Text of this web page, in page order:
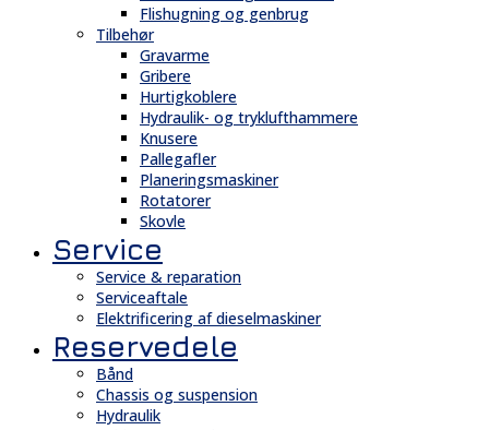
Flishugning og genbrug
Tilbehør
Gravarme
Gribere
Hurtigkoblere
Hydraulik- og tryklufthammere
Knusere
Pallegafler
Planeringsmaskiner
Rotatorer
Skovle
Service
Service & reparation
Serviceaftale
Elektrificering af dieselmaskiner
Reservedele
Bånd
Chassis og suspension
Hydraulik